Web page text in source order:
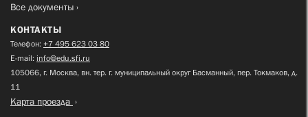
Все документы
КОНТАКТЫ
Телефон: +7 495 623 03 80
E-mail: info@edu.sfi.ru
105066, г. Москва, вн. тер. г. муниципальный округ Басманный, пер. Токмаков, д.
11
Карта проезда